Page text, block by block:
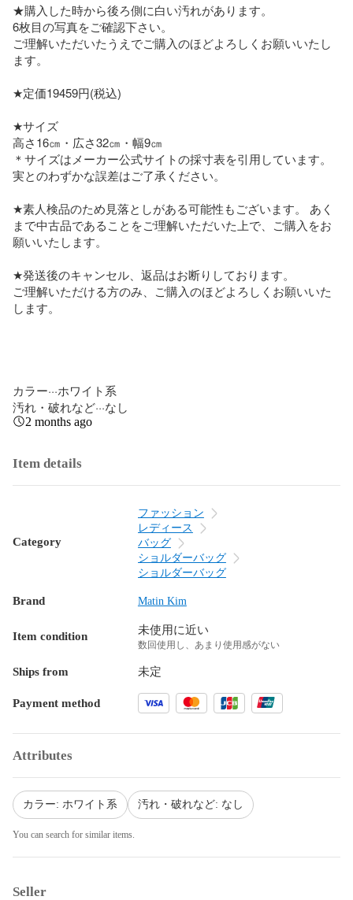
★購入した時から後ろ側に白い汚れがあります。
6枚目の写真をご確認下さい。
ご理解いただいたうえでご購入のほどよろしくお願いいたし
ます。
★定価19459円(税込)
★サイズ
高さ16㎝・広さ32㎝・幅9㎝
＊サイズはメーカー公式サイトの採寸表を引用しています。
実とのわずかな誤差はご了承ください。
★素人検品のため見落としがある可能性もございます。 あく
まで中古品であることをご理解いただいた上で、ご購入をお
願いいたします。
★発送後のキャンセル、返品はお断りしております。
ご理解いただける方のみ、ご購入のほどよろしくお願いいた
します。
カラー···ホワイト系
汚れ・破れなど···なし
2 months ago
Item details
Category
ファッション
レディース
バッグ
ショルダーバッグ
ショルダーバッグ
Brand Matin Kim
Item condition 未使用に近い
数回使用し、あまり使用感がない
Ships from 未定
Payment method
Attributes
カラー: ホワイト系 汚れ・破れなど: なし
You can search for similar items.
Seller